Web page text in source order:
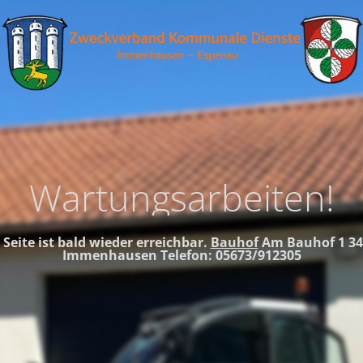
Wartungsarbeiten!
Seite ist bald wieder erreichbar.BauhofAm Bauhof 1
Immenhausen Telefon: 05673/912305